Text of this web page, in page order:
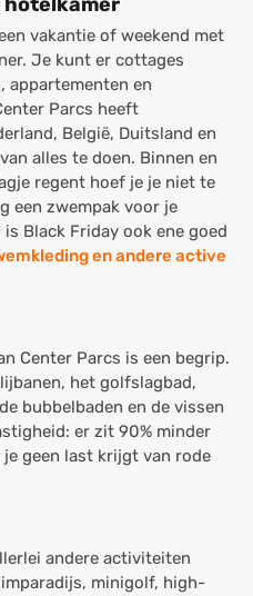
vakantie of weekend met
Je kunt er cottages
appartementen en
Parcs heeft
België, Duitsland en
alles te doen. Binnen en
regent hoef je je niet te
een zwempak voor je
Black Friday ook ene goed
en andere active
Center Parcs is een begrip.
het golfslagbad,
bubbelbaden en de vissen
er zit 90% minder
geen last krijgt van rode
andere activiteiten
minigolf, high-